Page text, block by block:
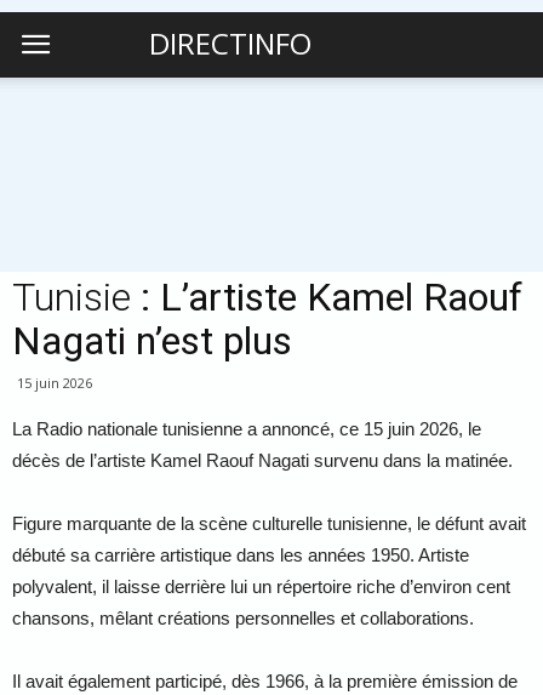
DIRECTINFO
Tunisie : L’artiste Kamel Raouf
Nagati n’est plus
15 juin 2026
La Radio nationale tunisienne a annoncé, ce 15 juin 2026, le
décès de l’artiste Kamel Raouf Nagati survenu dans la matinée.
Figure marquante de la scène culturelle tunisienne, le défunt avait
débuté sa carrière artistique dans les années 1950. Artiste
polyvalent, il laisse derrière lui un répertoire riche d’environ cent
chansons, mêlant créations personnelles et collaborations.
Il avait également participé, dès 1966, à la première émission de